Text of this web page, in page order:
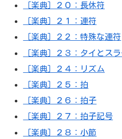
［楽典］２０：長休符
［楽典］２１：連符
［楽典］２２：特殊な連符
［楽典］２３：タイとス
［楽典］２４：リズム
［楽典］２５：拍
［楽典］２６：拍子
［楽典］２７：拍子記号
［楽典］２８：小節